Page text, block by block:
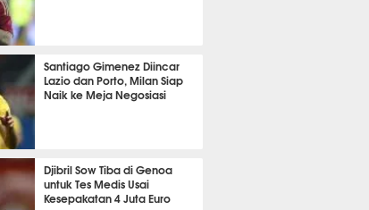
lalu
Santiago Gimenez Diincar
Lazio dan Porto, Milan Siap
Naik ke Meja Negosiasi
lalu
Djibril Sow Tiba di Genoa
untuk Tes Medis Usai
Kesepakatan 4 Juta Euro